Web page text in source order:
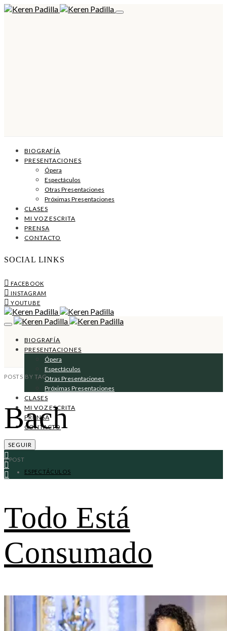
BIOGRAFÍA
PRESENTACIONES
Ópera
Espectáculos
Otras Presentaciones
Próximas Presentaciones
CLASES
MI VOZ ESCRITA
PRENSA
CONTACTO
SOCIAL LINKS
FACEBOOK
INSTAGRAM
YOUTUBE
BIOGRAFÍA
PRESENTACIONES
Ópera
Espectáculos
Otras Presentaciones
Próximas Presentaciones
CLASES
MI VOZ ESCRITA
PRENSA
CONTACTO
SEGUIR
POSTS BY TAG
Bach
1 POST
ESPECTÁCULOS
Todo Está
Consumado